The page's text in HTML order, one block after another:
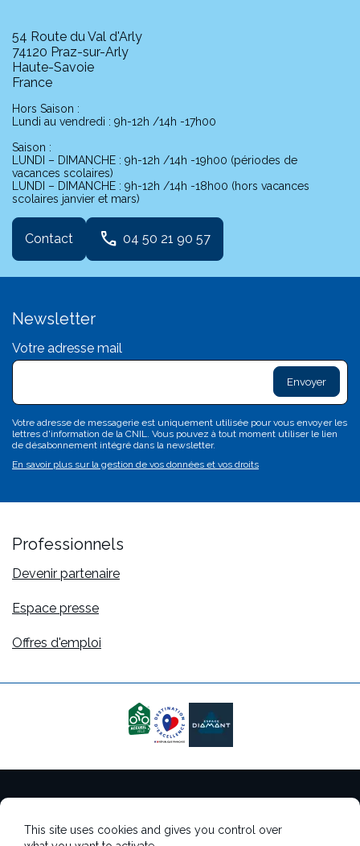
54 Route du Val d'Arly
74120 Praz-sur-Arly
Haute-Savoie
France
Hors Saison :
Lundi au vendredi : 9h-12h /14h -17h00
Saison :
LUNDI – DIMANCHE : 9h-12h /14h -19h00 (périodes de
vacances scolaires)
LUNDI – DIMANCHE : 9h-12h /14h -18h00 (hors vacances
scolaires janvier et mars)
Contact phone 04 50 21 90 57
Newsletter
Votre adresse mail
Votre adresse de messagerie est uniquement utilisée pour vous envoyer les
lettres d'information de la CNIL. Vous pouvez à tout moment utiliser le lien
de désabonnement intégré dans la newsletter.
En savoir plus sur la gestion de vos données et vos droits
Professionnels
Devenir partenaire
Espace presse
Offres d'emploi
This site uses cookies and gives you control over